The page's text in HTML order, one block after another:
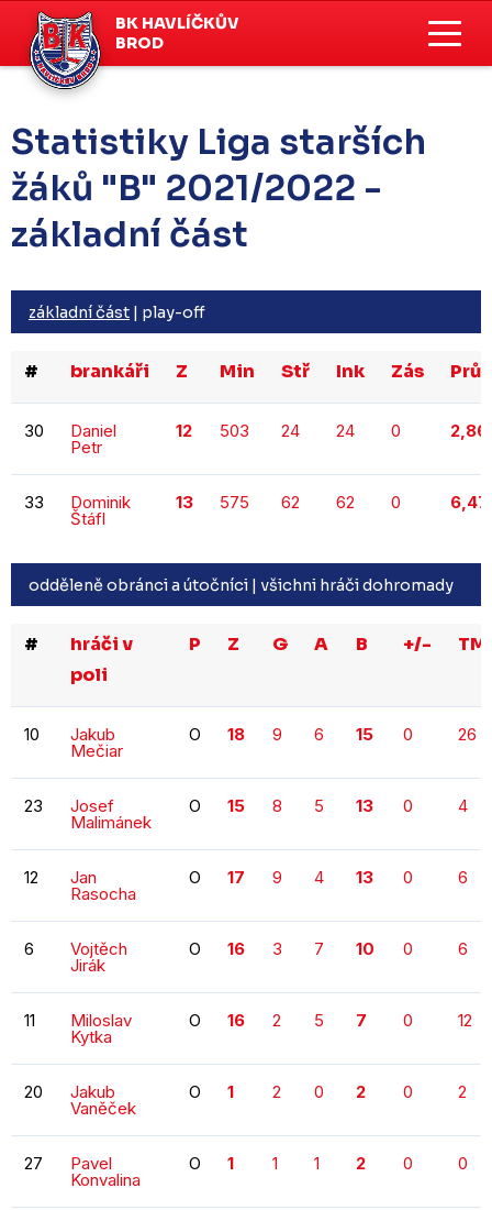
BK HAVLÍČKŮV
BROD
Statistiky Liga starších
žáků "B" 2021/2022 -
základní část
základní část | play-off
# brankáři Z Min Stř Ink Zás Prů
30 Daniel
Petr
12 503 24 24 0 2,86
33 Dominik
Štáfl
13 575 62 62 0 6,47
odděleně obránci a útočníci | všichni hráči dohromady
#
hráči v
poli
P Z G A B +/- TM
10 Jakub
Mečiar
O 18 9 6 15 0 26
23 Josef
Malimánek
O 15 8 5 13 0 4
12 Jan
Rasocha
O 17 9 4 13 0 6
6 Vojtěch
Jirák
O 16 3 7 10 0 6
11 Miloslav
Kytka
O 16 2 5 7 0 12
20 Jakub
Vaněček
O 1 2 0 2 0 2
27 Pavel
Konvalina
O 1 1 1 2 0 0